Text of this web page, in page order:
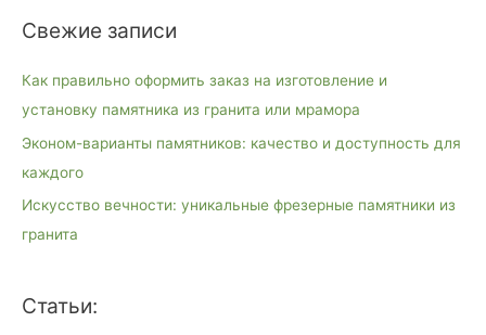
с
Свежие записи
Как правильно оформить заказ на изготовление и
установку памятника из гранита или мрамора
Эконом-варианты памятников: качество и доступность для
каждого
Искусство вечности: уникальные фрезерные памятники из
гранита
Статьи: